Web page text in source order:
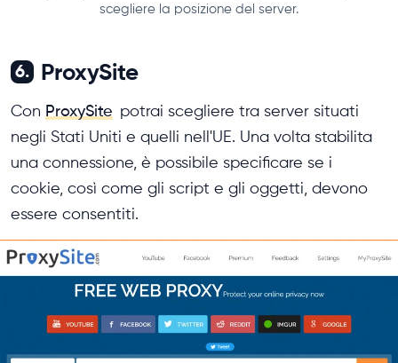
scegliere la posizione del server.
6. ProxySite
Con ProxySite potrai scegliere tra server situati
negli Stati Uniti e quelli nell'UE. Una volta stabilita
una connessione, è possibile specificare se i
cookie, così come gli script e gli oggetti, devono
essere consentiti.